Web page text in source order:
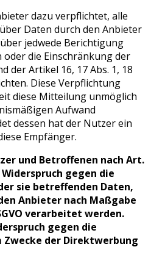
dazu verpflichtet, alle
Daten durch den Anbieter
jedwede Berichtigung
die Einschränkung der
der Artikel 16, 17 Abs. 1, 18
Diese Verpflichtung
diese Mitteilung unmöglich
Aufwand
dessen hat der Nutzer ein
Empfänger.
und Betroffenen nach Art.
Widerspruch gegen die
sie betreffenden Daten,
Anbieter nach Maßgabe
verarbeitet werden.
gegen die
der Direktwerbung